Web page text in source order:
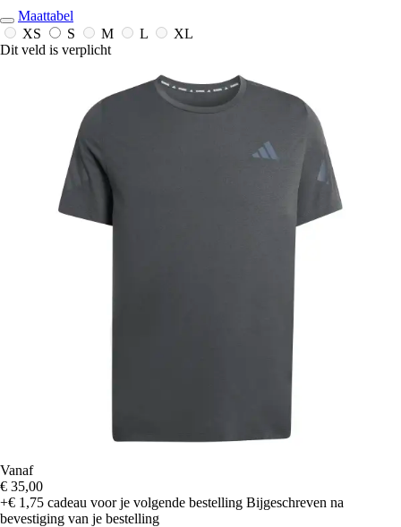
Maattabel
XS
S M L
XL
Dit veld is verplicht
Vanaf
€ 35,00
+€ 1,75 cadeau voor je volgende bestelling Bijgeschreven na
bevestiging van je bestelling